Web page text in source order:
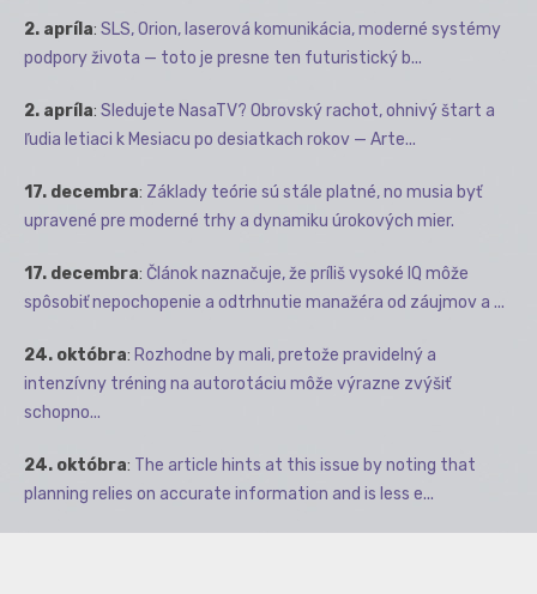
2. apríla: SLS, Orion, laserová komunikácia, moderné systémy
podpory života — toto je presne ten futuristický b...
2. apríla: Sledujete NasaTV? Obrovský rachot, ohnivý štart a
ľudia letiaci k Mesiacu po desiatkach rokov — Arte...
17. decembra: Základy teórie sú stále platné, no musia byť
upravené pre moderné trhy a dynamiku úrokových mier.
17. decembra: Článok naznačuje, že príliš vysoké IQ môže
spôsobiť nepochopenie a odtrhnutie manažéra od záujmov a ...
24. októbra: Rozhodne by mali, pretože pravidelný a
intenzívny tréning na autorotáciu môže výrazne zvýšiť
schopno...
24. októbra: The article hints at this issue by noting that
planning relies on accurate information and is less e...